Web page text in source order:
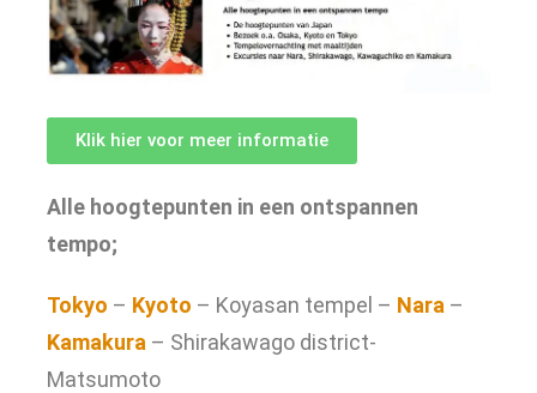
Klik hier voor meer informatie
Alle hoogtepunten in een ontspannen
tempo;
Tokyo – Kyoto – Koyasan tempel – Nara –
Kamakura – Shirakawago district-
Matsumoto